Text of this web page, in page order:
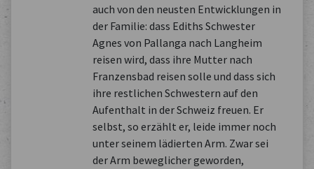
auch von den neusten Entwicklungen in
der Familie: dass Ediths Schwester
Agnes von Pallanga nach Langheim
reisen wird, dass ihre Mutter nach
Franzensbad reisen solle und dass sich
ihre restlichen Schwestern auf den
Aufenthalt in der Schweiz freuen. Er
selbst, so erzählt er, leide immer noch
unter seinem lädierten Arm. Zwar sei
der Arm beweglicher geworden,